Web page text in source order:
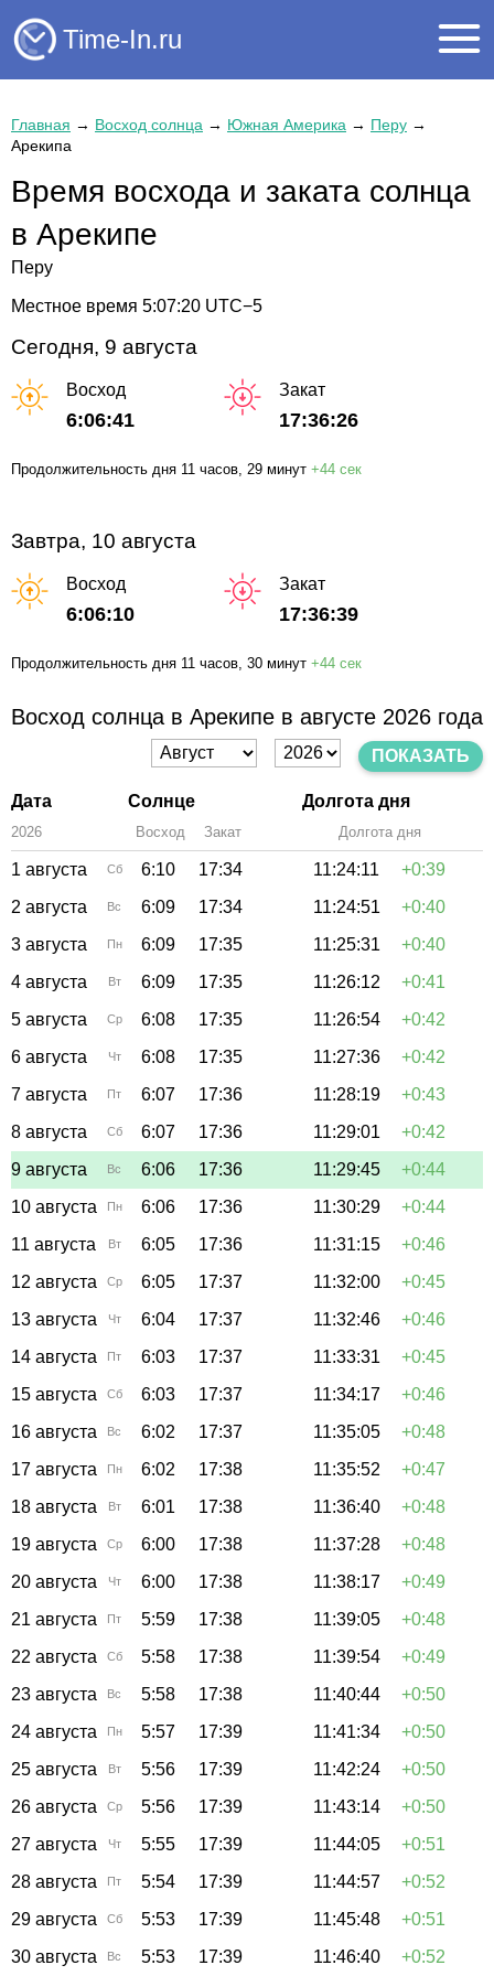
Time-In.ru
Главная → Восход солнца → Южная Америка → Перу →
Арекипа
Время восхода и заката солнца
в Арекипе
Перу
Местное время 5:07:20 UTC−5
Сегодня, 9 августа
Восход
6:06:41
Закат
17:36:26
Продолжительность дня 11 часов , 29 минут +44 сек
Завтра, 10 августа
Восход
6:06:10
Закат
17:36:39
Продолжительность дня 11 часов, 30 минут +44 сек
Восход солнца в Арекипе в августе 2026 года
ПОКАЗАТЬ
Дата Солнце Долгота дня
2026 Восход Закат Долгота дня
1 августа Сб 6:10 17:34 11:24:11
+0:39
2 августа
Вс 6:09 17:34 11:24:51
+0:40
3 августа
Пн 6:09 17:35 11:25:31
+0:40
4 августа
Вт 6:09 17:35 11:26:12
+0:41
5 августа
Ср 6:08 17:35 11:26:54
+0:42
6 августа
Чт 6:08 17:35 11:27:36
+0:42
7 августа
Пт 6:07 17:36 11:28:19
+0:43
8 августа
Сб 6:07 17:36 11:29:01
+0:42
9 августа
Вс 6:06 17:36 11:29:45
+0:44
10 августа
Пн 6:06 17:36 11:30:29
+0:44
11 августа
Вт 6:05 17:36 11:31:15
+0:46
12 августа
Ср 6:05 17:37 11:32:00
+0:45
13 августа
Чт 6:04 17:37 11:32:46
+0:46
14 августа
Пт 6:03 17:37 11:33:31
+0:45
15 августа
Сб 6:03 17:37 11:34:17
+0:46
16 августа
Вс 6:02 17:37 11:35:05
+0:48
17 августа
Пн 6:02 17:38 11:35:52
+0:47
18 августа
Вт 6:01 17:38 11:36:40
+0:48
19 августа
Ср 6:00 17:38 11:37:28
+0:48
20 августа
Чт 6:00 17:38 11:38:17
+0:49
21 августа
Пт 5:59 17:38 11:39:05
+0:48
22 августа
Сб 5:58 17:38 11:39:54
+0:49
23 августа
Вс 5:58 17:38 11:40:44
+0:50
24 августа
Пн 5:57 17:39 11:41:34
+0:50
25 августа
Вт 5:56 17:39 11:42:24
+0:50
26 августа
Ср 5:56 17:39 11:43:14
+0:50
27 августа
Чт 5:55 17:39 11:44:05
+0:51
28 августа
Пт 5:54 17:39 11:44:57
+0:52
29 августа
Сб 5:53 17:39 11:45:48
+0:51
30 августа
Вс 5:53 17:39 11:46:40 +0:52